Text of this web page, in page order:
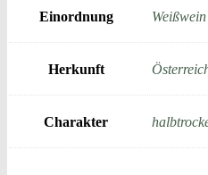
Einordnung Weißwein
Herkunft
Charakter